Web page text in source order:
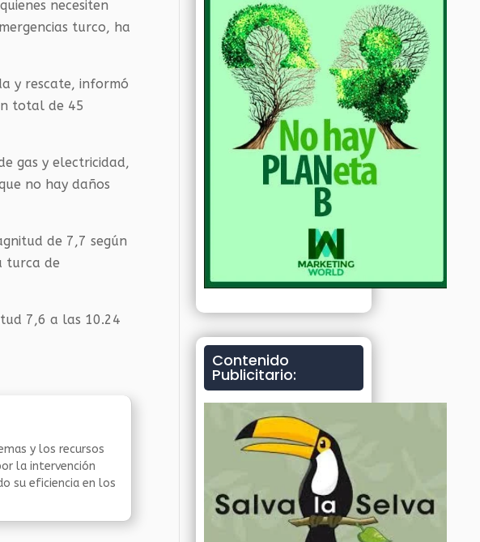
necesiten
turco, ha
y rescate, informó
total de 45
gas y electricidad,
no hay daños
de 7,7 según
turca de
7,6 a las 10.24
y los recursos
la intervención
su eficiencia en los
Contenido
Publicitario: